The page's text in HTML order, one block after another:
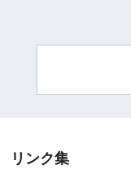
リンク集